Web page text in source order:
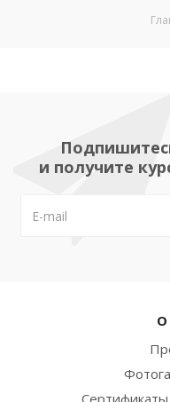
и получите
О